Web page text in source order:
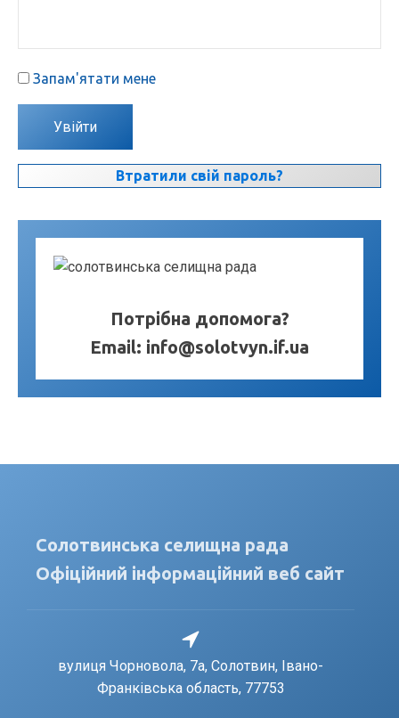
Запам'ятати мене
Увійти
Втратили свій пароль?
Потрібна допомога?
Email: info@solotvyn.if.ua
Солотвинська селищна рада
Офіційний інформаційний веб сайт
вулиця Чорновола, 7a, Солотвин, Івано-
Франківська область, 77753